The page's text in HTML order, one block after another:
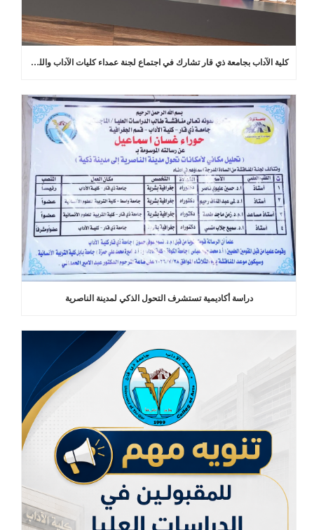
كلية الآداب بجامعة ذي قار تشارك في اجتماع لجنة عمداء كليات الآداب واللغات في العراق
دراسة أكاديمية تستشرف التحول الذكي لمدينة الناصرية